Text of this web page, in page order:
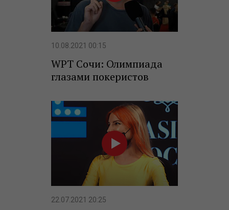
10.08.2021 00:15
WPT Сочи: Олимпиада
глазами покеристов
22.07.2021 20:25